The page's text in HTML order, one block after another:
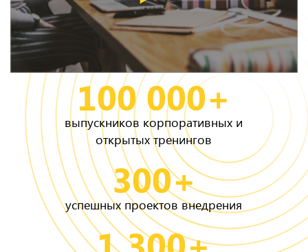
100 000+
выпускников корпоративных и
открытых тренингов
300+
успешных проектов внедрения